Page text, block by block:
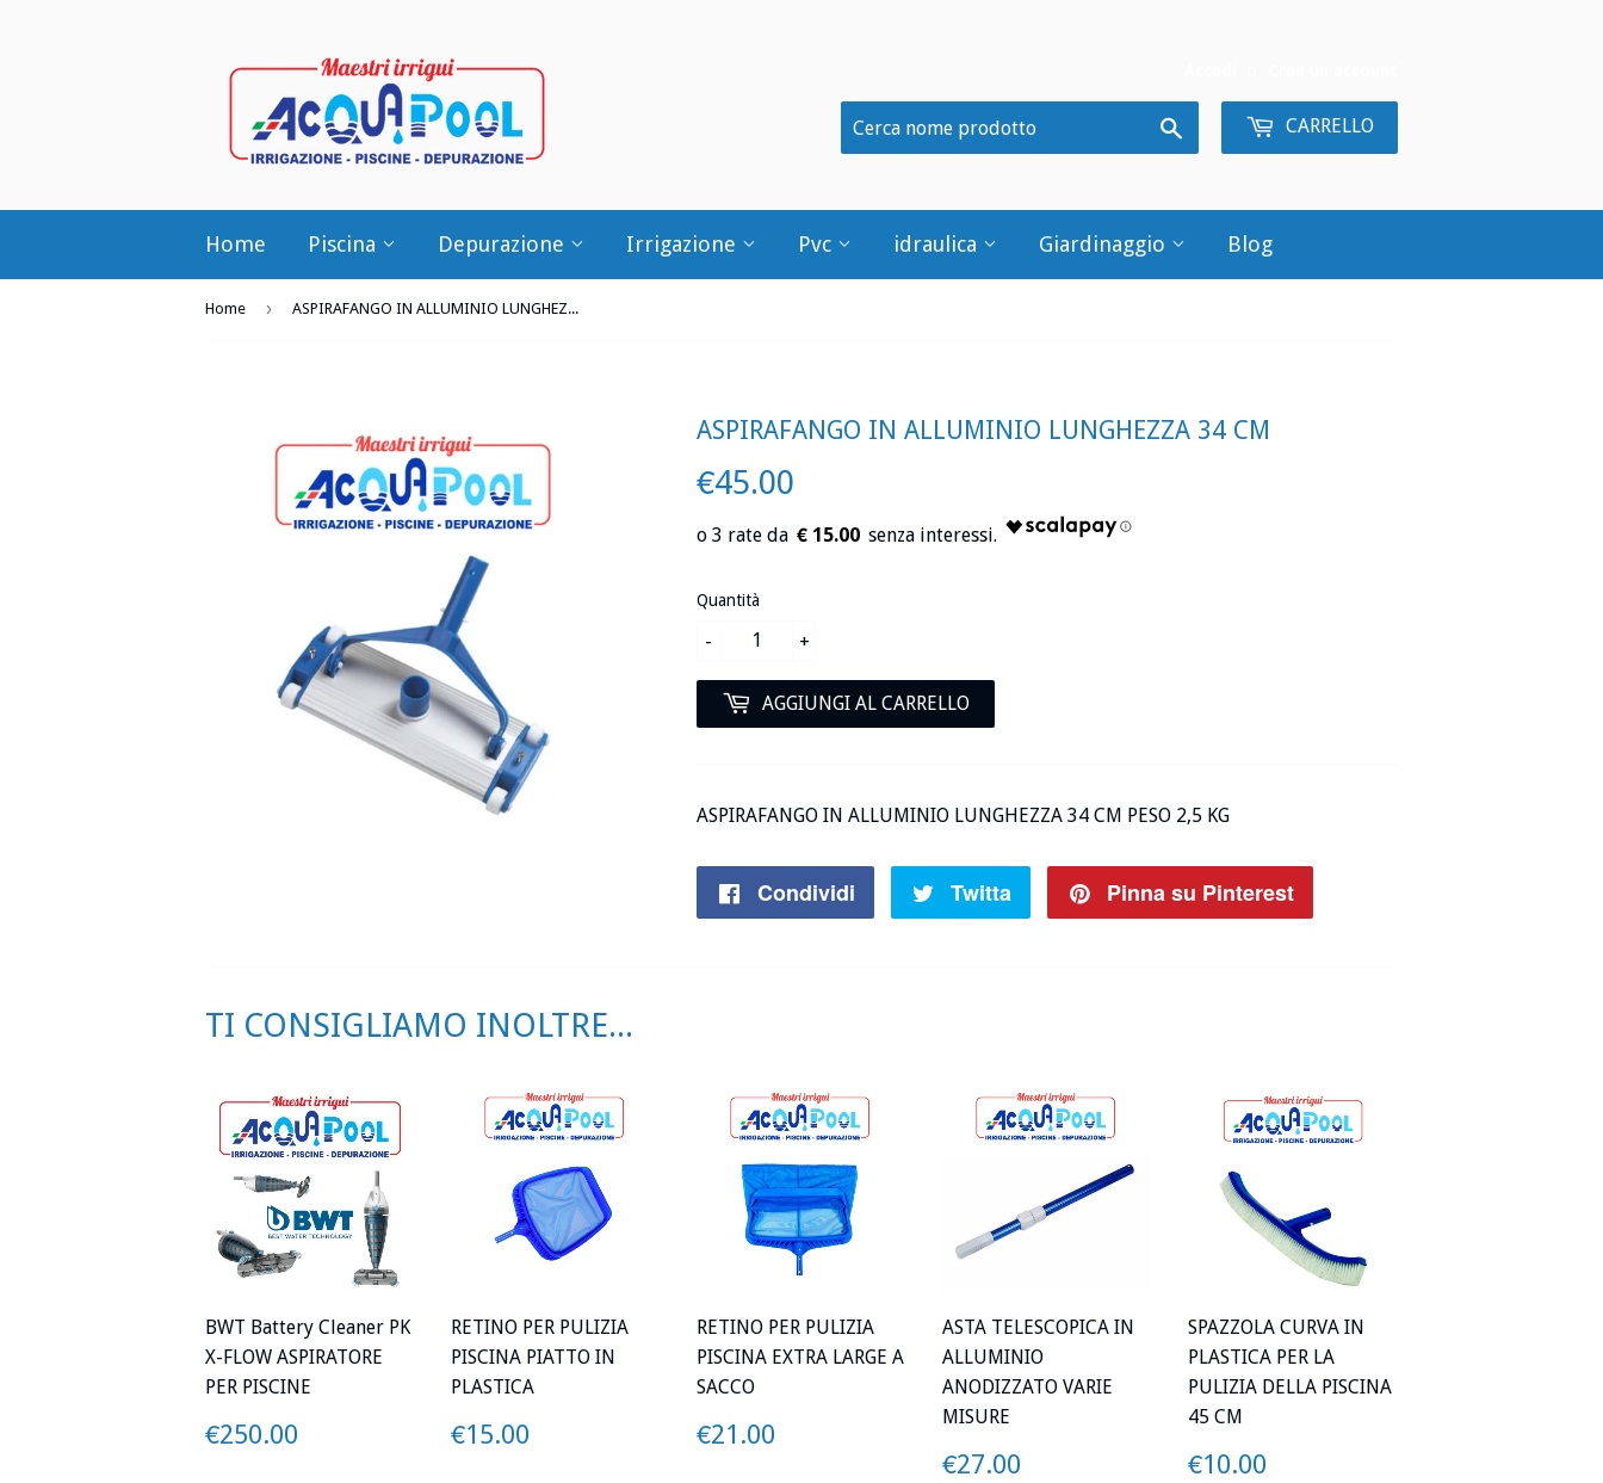
CARRELLO
Home Piscina Depurazione Irrigazione Pvc idraulica Giardinaggio Blog
Home › ASPIRAFANGO IN ALLUMINIO LUNGHEZZA 34 CM
ASPIRAFANGO IN ALLUMINIO LUNGHEZZA 34 CM
€45.00
€ 15.00
Quantità
+
-
AGGIUNGI AL CARRELLO
ASPIRAFANGO IN ALLUMINIO LUNGHEZZA 34 CM PESO 2,5 KG
Condividi
CondividiTwitta
Twitta
Pinna su Pinterest
TI CONSIGLIAMO INOLTRE...
BWT Battery Cleaner PK
X-FLOW ASPIRATORE
PER PISCINE
PREZZO
€250.00
RETINO PER PULIZIA
PISCINA PIATTO IN
PLASTICA
PREZZO
€15.00
RETINO PER PULIZIA
PISCINA EXTRA LARGE A
SACCO
PREZZO
€21.00
ASTA TELESCOPICA IN
ALLUMINIO
ANODIZZATO VARIE
MISURE
PREZZO
€27.00
SPAZZOLA CURVA IN
PLASTICA PER LA
PULIZIA DELLA PISCINA
45 CM
PREZZO
€10.00